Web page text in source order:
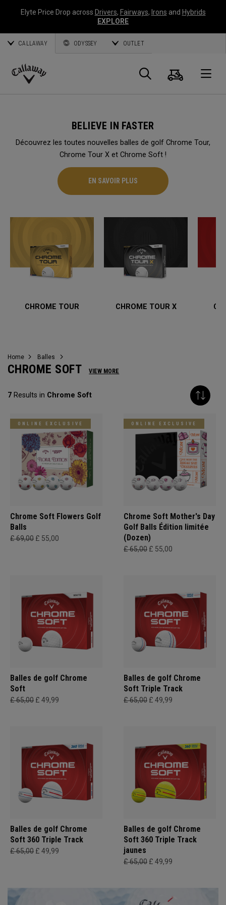
Elyte Price Drop across Drivers, Fairways, Irons and Hybrids
EXPLORE
CALLAWAY ODYSSEY OUTLET
Callaway
Panier
BELIEVE IN FASTER
Découvrez les toutes nouvelles balles de golf Chrome Tour,
Chrome Tour X et Chrome Soft !
EN SAVOIR PLUS
CHROME TOUR CHROME TOUR X
Home Balles
CHROME SOFT VIEW MORE
7 Results in Chrome Soft
ONLINE EXCLUSIVE
Chrome Soft Flowers Golf
Balls
£ 69,00 £ 55,00
ONLINE EXCLUSIVE
Chrome Soft Mother's Day
Golf Balls Édition limitée
(Dozen)
£ 65,00 £ 55,00
Balles de golf Chrome
Soft
£ 65,00 £ 49,99
Balles de golf Chrome
Soft Triple Track
£ 65,00 £ 49,99
Balles de golf Chrome
Soft 360 Triple Track
£ 65,00 £ 49,99
Balles de golf Chrome
Soft 360 Triple Track
jaunes
£ 65,00 £ 49,99